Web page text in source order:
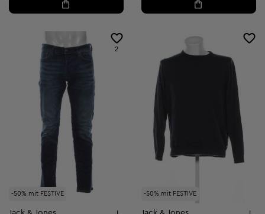
-50% mit FESTIVE
2
-50% mit FESTIVE